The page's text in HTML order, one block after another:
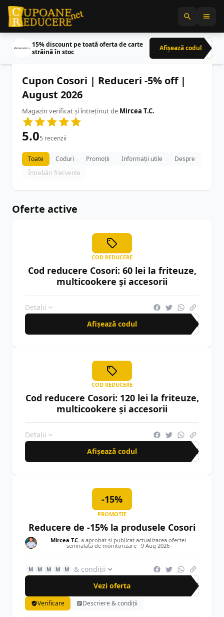
15% discount pe toată oferta de carte
străină în stoc
Afișează codulCRN
Cupon Cosori | Reduceri -5% off |
August 2026
Magazin verificat și întreținut de Mircea T.C.
5.05 recenzii
Toate Coduri Promoții Informații utile
Despre
Întrebări frecvente
Oferte active
COD REDUCERE
Cod reducere Cosori: 60 lei la friteuze,
multicookere și accesorii
Detalii
Afișează codul
BON
COD REDUCERE
Cod reducere Cosori: 120 lei la friteuze,
multicookere și accesorii
Detalii
Afișează codul
BON
-15%
PROMOȚIE
Reducere de -15% la produsele Cosori
Mircea T.C.a aprobat și publicat actualizarea ofertei
semnalată de monitorizare · 9 Aug 2026
M M M M M
& condiții
Vezi oferta
-15%
Verificare Descriere & condiții